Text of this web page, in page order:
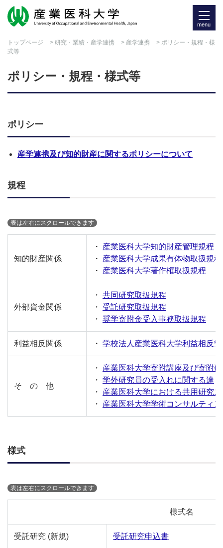
menu
トップページ > 研究・業績・産学連携 > 産学連携
> ポリシー・規程・様
式等
ポリシー・規程・様式等
ポリシー
産学連携及び知的財産に関するポリシーについて
規程
知的財産関係
・ 産業医科大学知的財産管理規程
・ 産業医科大学成果有体物取扱規程
・ 産業医科大学著作権取扱規程
外部資金関係
・ 共同研究取扱規程
・ 受託研究取扱規程
・ 奨学寄附金受入事務取扱規程
利益相反関係 ・ 学校法人産業医科大学利益相反
そ の 他
・ 産業医科大学寄附講座及び寄附
・ 学外研究員の受入れに関する達
・ 産業医科大学における共用研究
・ 産業医科大学学術コンサルティ
様式
様式名
受託研究 (新規) 受託研究申込書